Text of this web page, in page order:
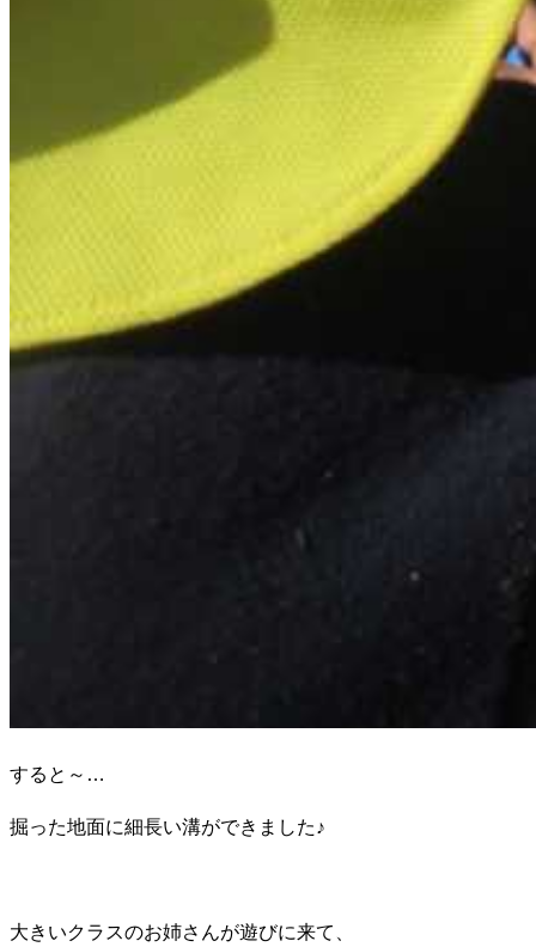
すると～…
掘った地面に細長い溝ができました♪
大きいクラスのお姉さんが遊びに来て、